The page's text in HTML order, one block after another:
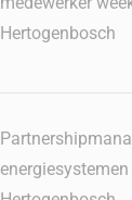
Hertogenbosch